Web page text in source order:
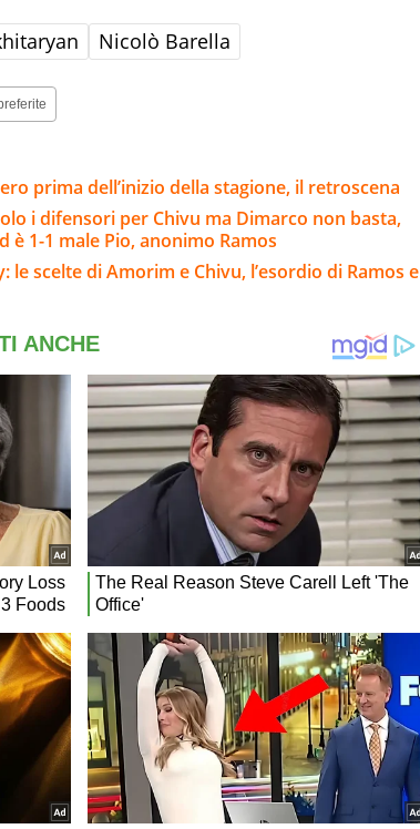
Nicolò Barella
prima dell’inizio della stagione, il retroscena
i difensori per Chivu ma Dimarco non basta,
1-1 male Pio, anonimo Ramos
scelte di Amorim e Chivu, l’esordio di Ramos e